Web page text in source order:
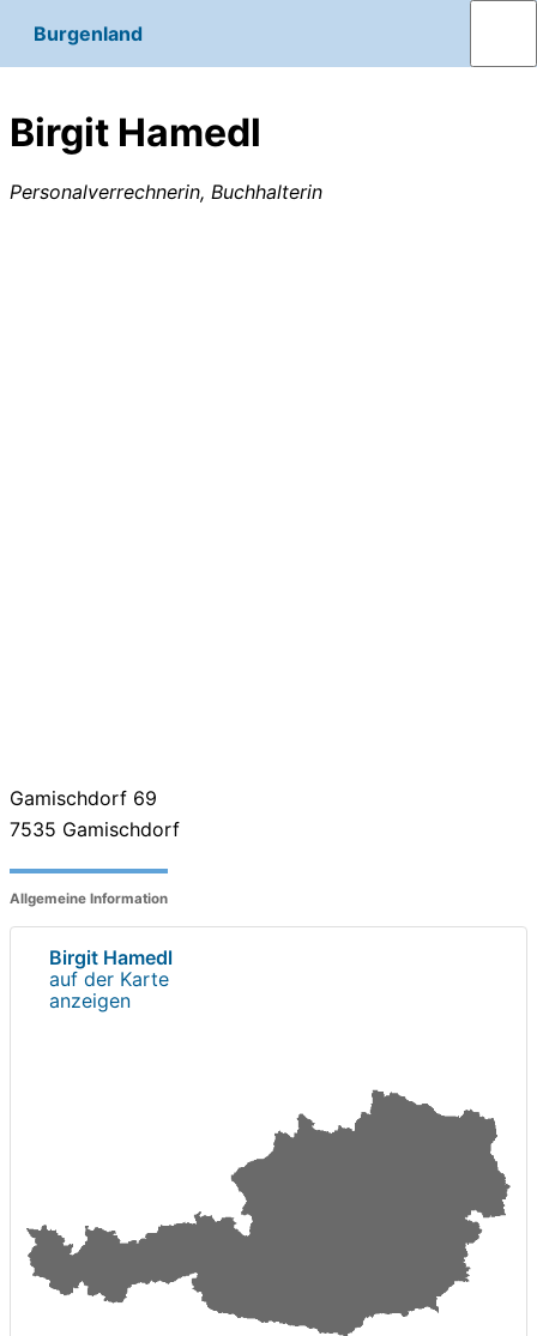
Burgenland
Birgit Hamedl
Personalverrechnerin, Buchhalterin
Gamischdorf 69
7535 Gamischdorf
Allgemeine Information
Birgit Hamedl
auf der Karte
anzeigen